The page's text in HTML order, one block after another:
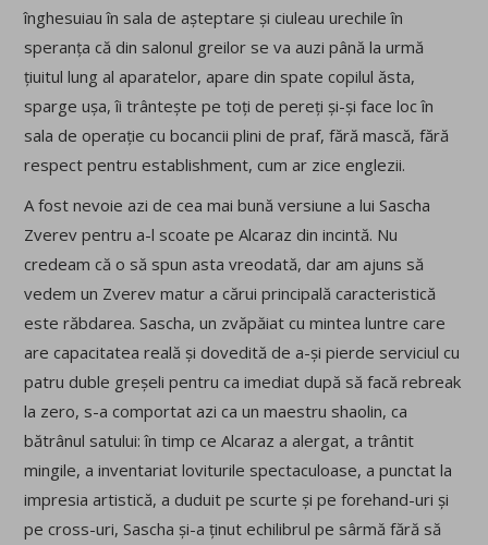
înghesuiau în sala de așteptare și ciuleau urechile în
speranța că din salonul greilor se va auzi până la urmă
țiuitul lung al aparatelor, apare din spate copilul ăsta,
sparge ușa, îi trântește pe toți de pereți și-și face loc în
sala de operație cu bocancii plini de praf, fără mască, fără
respect pentru establishment, cum ar zice englezii.
A fost nevoie azi de cea mai bună versiune a lui Sascha
Zverev pentru a-l scoate pe Alcaraz din incintă. Nu
credeam că o să spun asta vreodată, dar am ajuns să
vedem un Zverev matur a cărui principală caracteristică
este răbdarea. Sascha, un zvăpăiat cu mintea luntre care
are capacitatea reală și dovedită de a-și pierde serviciul cu
patru duble greșeli pentru ca imediat după să facă rebreak
la zero, s-a comportat azi ca un maestru shaolin, ca
bătrânul satului: în timp ce Alcaraz a alergat, a trântit
mingile, a inventariat loviturile spectaculoase, a punctat la
impresia artistică, a duduit pe scurte și pe forehand-uri și
pe cross-uri, Sascha și-a ținut echilibrul pe sârmă fără să